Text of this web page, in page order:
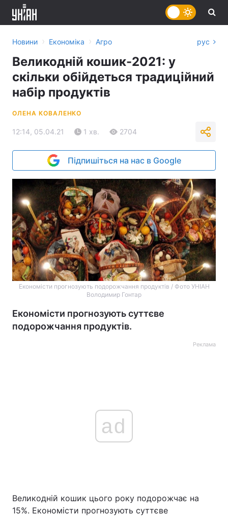
Головна Війна
Новини › Економіка › Агро рус
Великодній кошик-2021: у
скільки обійдеться традиційний
набір продуктів
ОЛЕНА КОВАЛЕНКО
12:14, 05.04.21 1 хв. 2704
Підпишіться на нас в Google
Економісти прогнозують подорожчання продуктів / Фото УНІАН
Володимир Гонтар
Економісти прогнозують суттєве
подорожчання продуктів.
Реклама
ad
Великодній кошик цього року подорожчає на
15%. Економісти прогнозують суттєве